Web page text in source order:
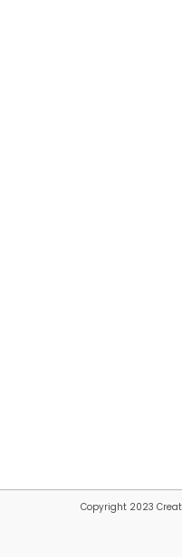
Copyright 2023